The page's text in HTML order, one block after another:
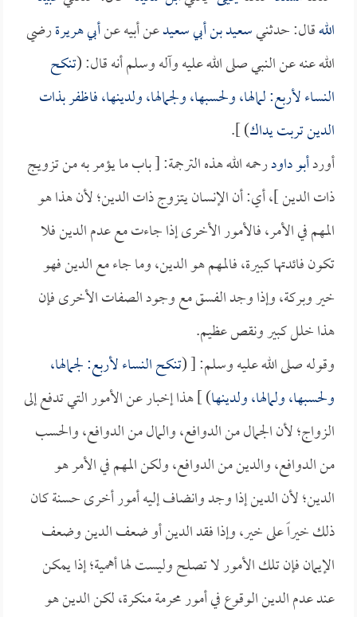
اللهقال: حدثنيسعيد بن أبي سعيدعن أبيه عنأبي هريرةرضي
الله عنه عن النبي صلى الله عليه وآله وسلم أنه قال: (تنكح
النساء لأربع: لمالها، ولحسبها، ولجمالها، ولدينها، فاظفر بذات
الدين تربت يداك) ].
أوردأبو داودرحمه الله هذه الترجمة: [ باب ما يؤمر به من تزويج
ذات الدين ]، أي: أن الإنسان يتزوج ذات الدين؛ لأن هذا هو
المهم في الأمر، فالأمور الأخرى إذا جاءت مع عدم الدين فلا
تكون فائدتها كبيرة، فالمهم هو الدين، وما جاء مع الدين فهو
خير وبركة، وإذا وجد الفسق مع وجود الصفات الأخرى فإن
هذا خلل كبير ونقص عظيم.
وقوله صلى الله عليه وسلم: [ (تنكح النساء لأربع: لجمالها،
ولحسبها، ولمالها، ولدينها) ] هذا إخبار عن الأمور التي تدفع إلى
الزواج؛ لأن الجمال من الدوافع، والمال من الدوافع، والحسب
من الدوافع، والدين من الدوافع، ولكن المهم في الأمر هو
الدين؛ لأن الدين إذا وجد وانضاف إليه أمور أخرى حسنة كان
ذلك خيراً على خير، وإذا فقد الدين أو ضعف الدين وضعف
الإيمان فإن تلك الأمور لا تصلح وليست لها أهمية؛ إذا يمكن
عند عدم الدين الوقوع في أمور محرمة منكرة، لكن الدين هو